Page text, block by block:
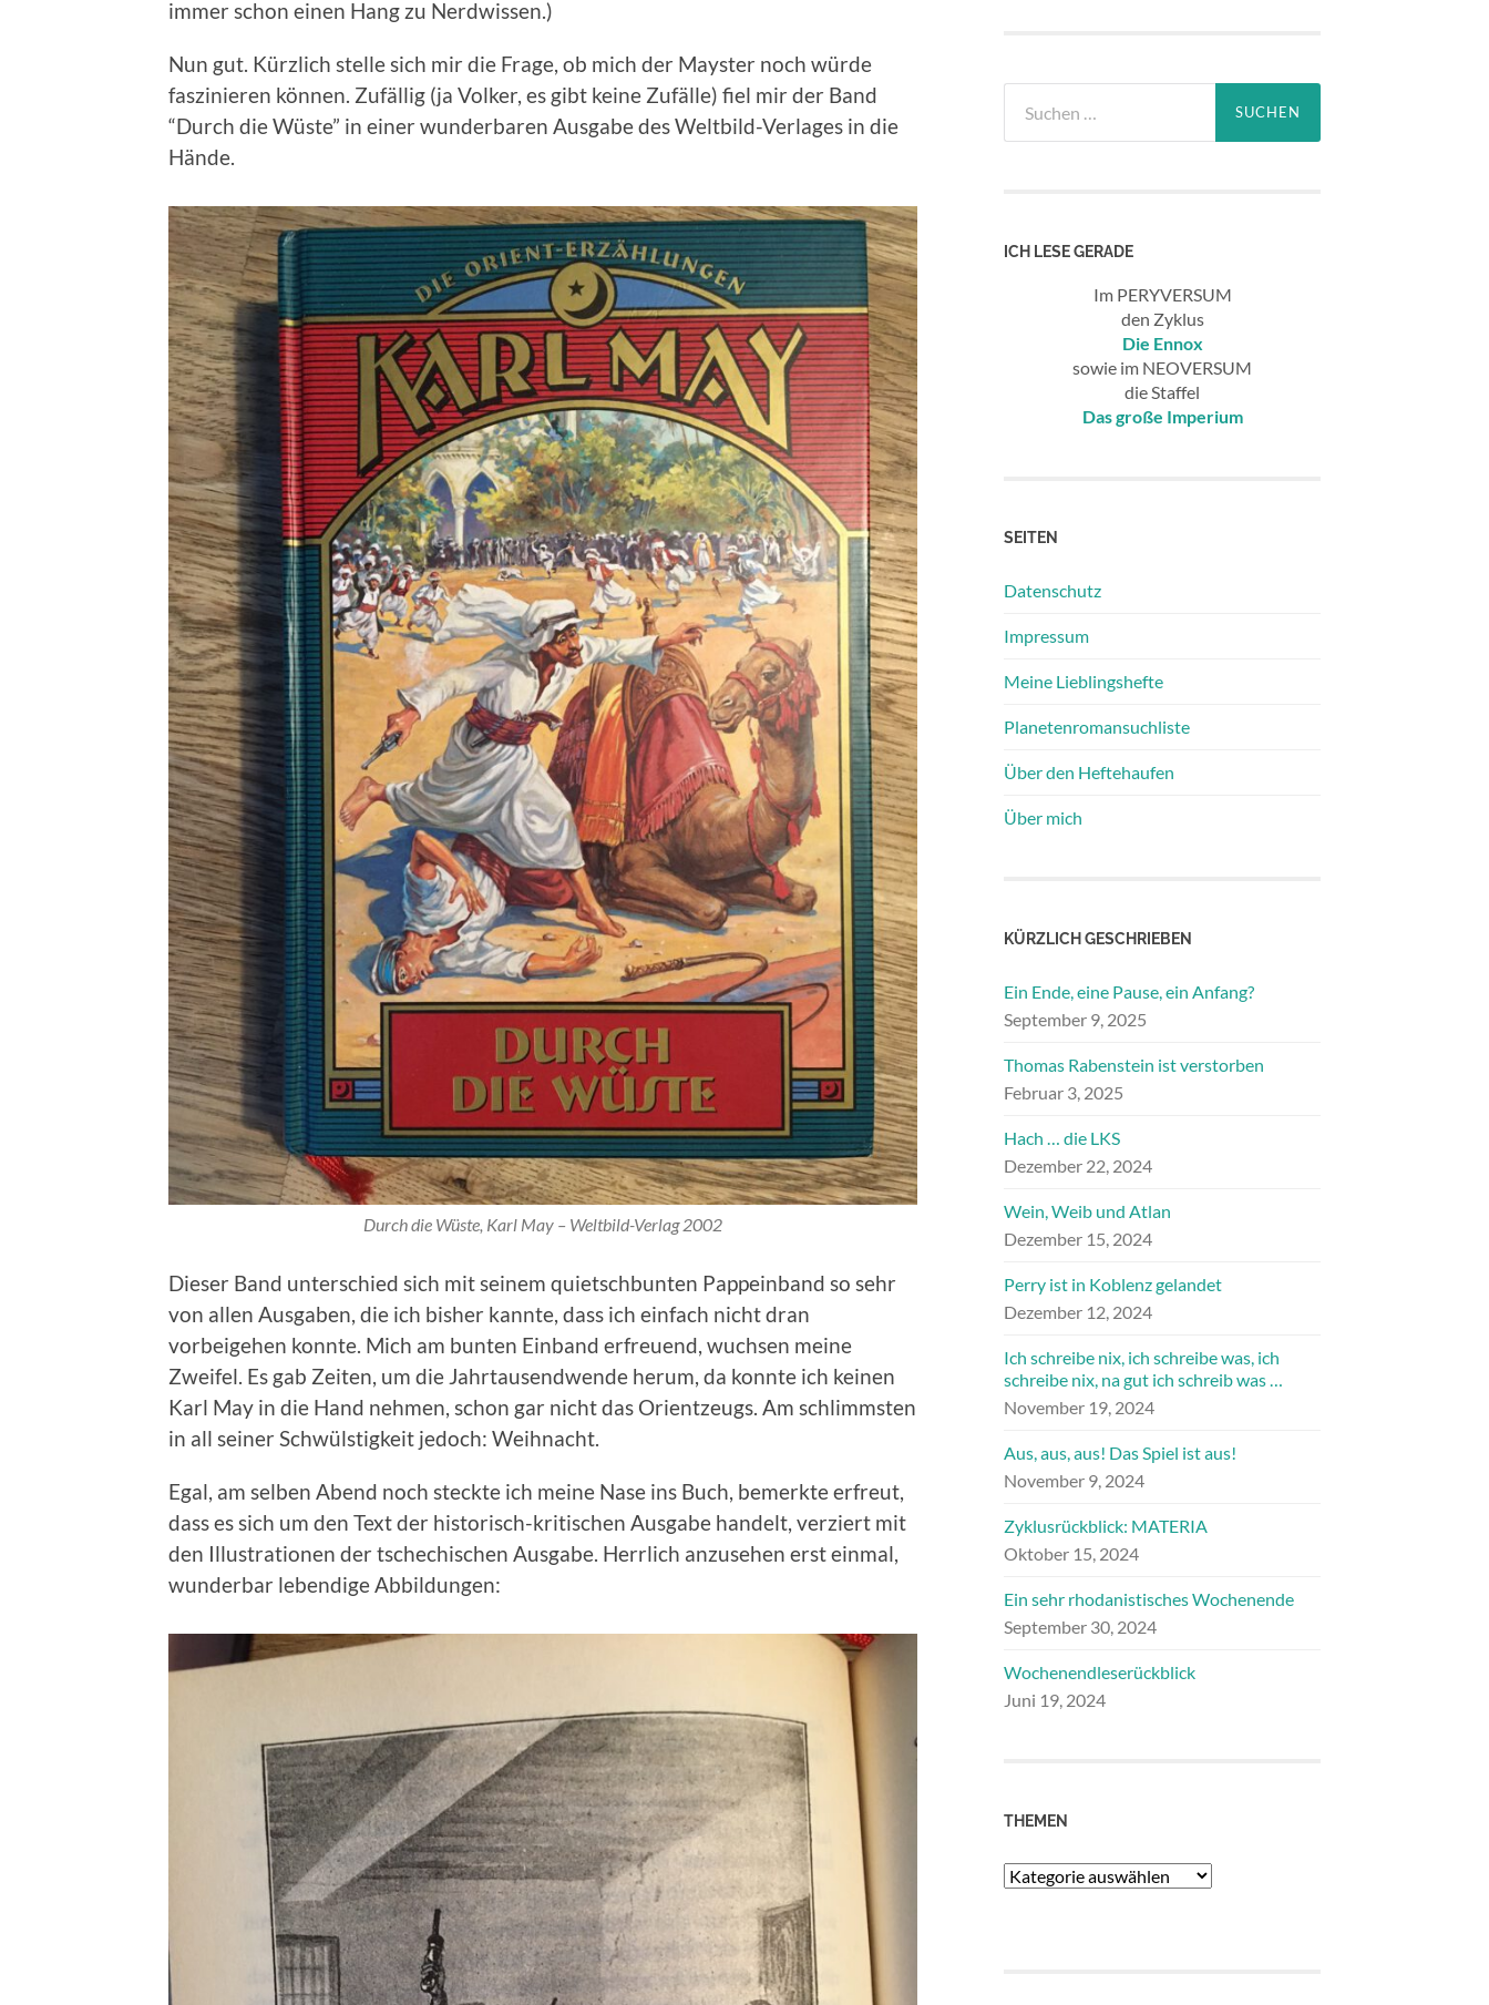
immer schon einen Hang zu Nerdwissen.)
Nun gut. Kürzlich stelle sich mir die Frage, ob mich der Mayster noch würde
faszinieren können. Zufällig (ja Volker, es gibt keine Zufälle) fiel mir der Band
“Durch die Wüste” in einer wunderbaren Ausgabe des Weltbild-Verlages in die
Hände.
Durch die Wüste, Karl May – Weltbild-Verlag 2002
Dieser Band unterschied sich mit seinem quietschbunten Pappeinband so sehr
von allen Ausgaben, die ich bisher kannte, dass ich einfach nicht dran
vorbeigehen konnte. Mich am bunten Einband erfreuend, wuchsen meine
Zweifel. Es gab Zeiten, um die Jahrtausendwende herum, da konnte ich keinen
Karl May in die Hand nehmen, schon gar nicht das Orientzeugs. Am schlimmsten
in all seiner Schwülstigkeit jedoch: Weihnacht.
Egal, am selben Abend noch steckte ich meine Nase ins Buch, bemerkte erfreut,
dass es sich um den Text der historisch-kritischen Ausgabe handelt, verziert mit
den Illustrationen der tschechischen Ausgabe. Herrlich anzusehen erst einmal,
wunderbar lebendige Abbildungen:
nach:
ICH LESE GERADE
Im PERYVERSUM
den Zyklus
Die Ennox
sowie im NEOVERSUM
die Staffel
Das große Imperium
SEITEN
Datenschutz
Impressum
Meine Lieblingshefte
Planetenromansuchliste
Über den Heftehaufen
Über mich
KÜRZLICH GESCHRIEBEN
Ein Ende, eine Pause, ein Anfang?
September 9, 2025
Thomas Rabenstein ist verstorben
Februar 3, 2025
Hach … die LKS
Dezember 22, 2024
Wein, Weib und Atlan
Dezember 15, 2024
Perry ist in Koblenz gelandet
Dezember 12, 2024
Ich schreibe nix, ich schreibe was, ich
schreibe nix, na gut ich schreib was …
November 19, 2024
Aus, aus, aus! Das Spiel ist aus!
November 9, 2024
Zyklusrückblick: MATERIA
Oktober 15, 2024
Ein sehr rhodanistisches Wochenende
September 30, 2024
Wochenendleserückblick
Juni 19, 2024
THEMEN
Themen